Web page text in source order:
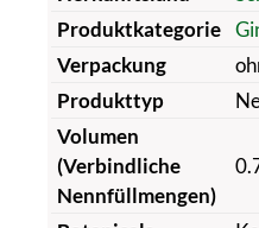
Produktkategorie
Verpackung
Produkttyp
Volumen
(Verbindliche
Nennfüllmengen)